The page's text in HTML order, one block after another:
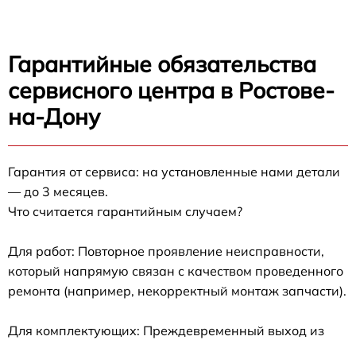
Гарантийные обязательства
сервисного центра в Ростове-
на-Дону
Гарантия от сервиса: на установленные нами детали
— до 3 месяцев.
Что считается гарантийным случаем?
Для работ: Повторное проявление неисправности,
который напрямую связан с качеством проведенного
ремонта (например, некорректный монтаж запчасти).
Для комплектующих: Преждевременный выход из